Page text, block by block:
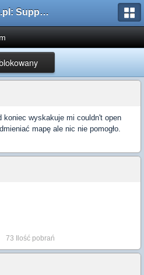
AMXX.pl: Support AMX Mod X i SourceMod
koniec wyskakuje mi couldn't open
mapę ale nic nie pomogło.
73 Ilość pobrań